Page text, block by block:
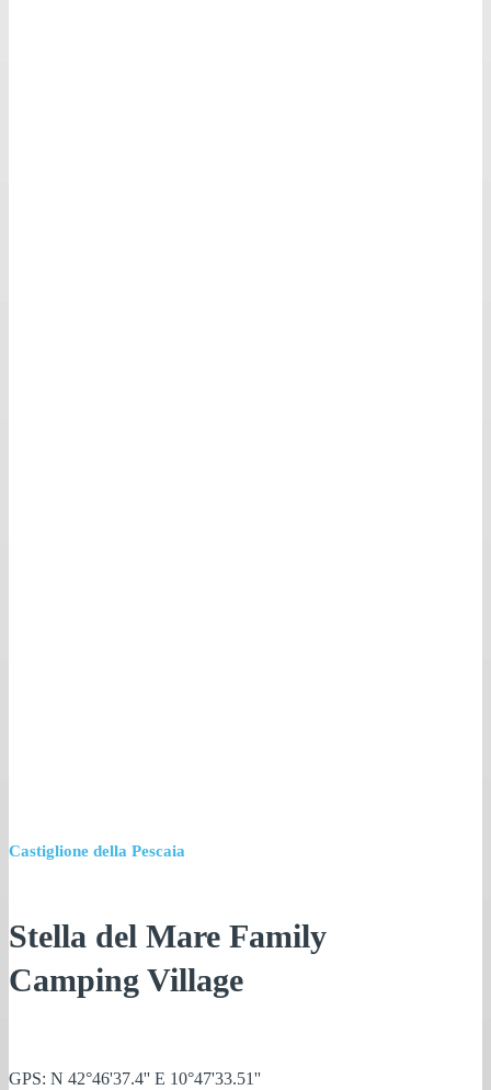
Castiglione della Pescaia
Stella del Mare Family
Camping Village
GPS: N 42°46'37.4'' E 10°47'33.51''